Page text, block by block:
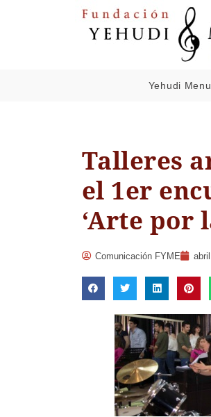
Yehudi
Talleres
el 1er
‘Arte por
Comunicación FYME